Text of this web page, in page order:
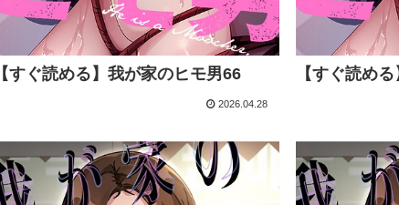
【すぐ読める】我が家のヒモ男66
2026.04.28
【すぐ読め